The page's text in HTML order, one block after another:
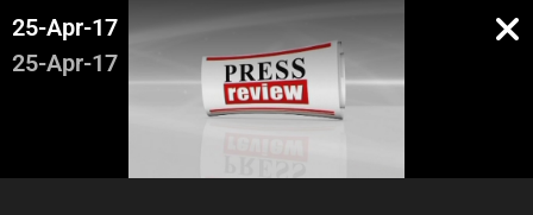
25-Apr-17
25-Apr-17